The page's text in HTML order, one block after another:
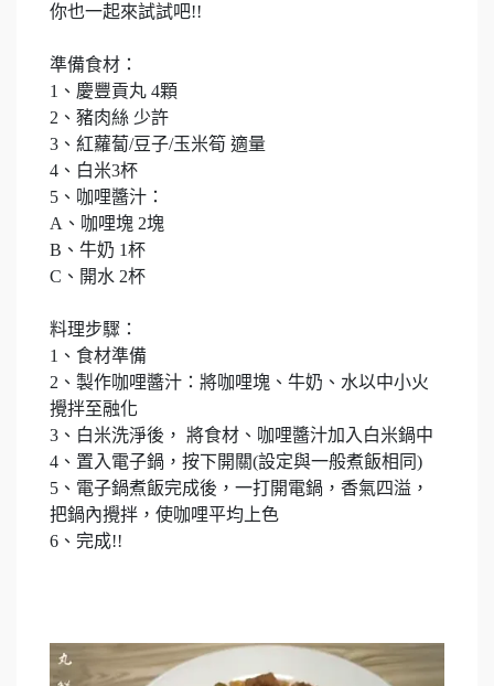
你也一起來試試吧!!
準備食材：
1、慶豐貢丸 4顆
2、豬肉絲 少許
3、紅蘿蔔/豆子/玉米筍 適量
4、白米3杯
5、咖哩醬汁：
A、咖哩塊 2塊
B、牛奶 1杯
C、開水 2杯
料理步驟：
1、食材準備
2、製作咖哩醬汁：將咖哩塊、牛奶、水以中小火
攪拌至融化
3、白米洗淨後， 將食材、咖哩醬汁加入白米鍋中
4、置入電子鍋，按下開關(設定與一般煮飯相同)
5、電子鍋煮飯完成後，一打開電鍋，香氣四溢，
把鍋內攪拌，使咖哩平均上色
6、完成!!